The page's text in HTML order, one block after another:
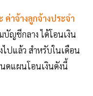
ค่าจ้างลูกจ้างประจำ
บัญชีกลาง ได้โอนเงิน
ไปแล้ว สำหรับในเดือน
ดแผนโอนเงินดังนี้